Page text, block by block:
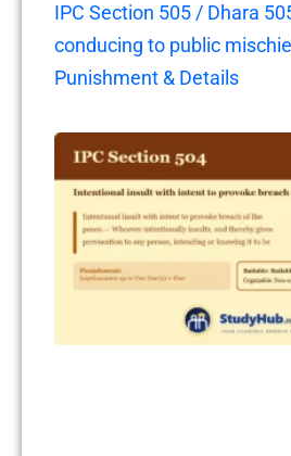
IPC Section 505 / Dhara
conducing to public
Punishment & Details